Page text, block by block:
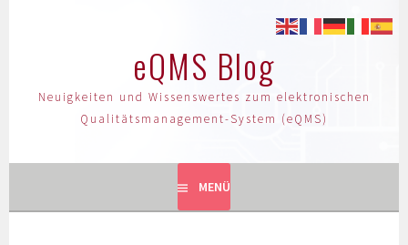
eQMS Blog
Neuigkeiten und Wissenswertes zum elektronischen
Qualitätsmanagement-System (eQMS)
MENÜ